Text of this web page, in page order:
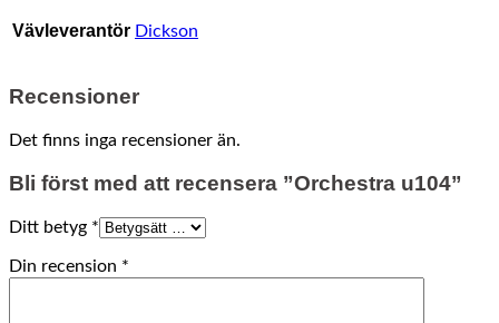
Vävleverantör Dickson
Recensioner
Det finns inga recensioner än.
Bli först med att recensera ”Orchestra u104”
Ditt betyg *
Din recension *